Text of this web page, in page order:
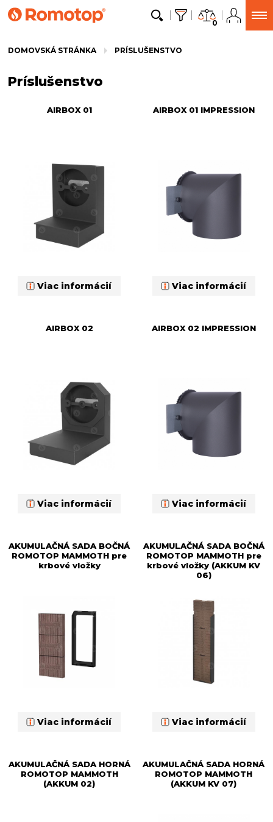
0
DOMOVSKÁ STRÁNKA PRÍSLUŠENSTVO
Príslušenstvo
AIRBOX 01
Viac informácií
AIRBOX 01 IMPRESSION
Viac informácií
AIRBOX 02
Viac informácií
AIRBOX 02 IMPRESSION
Viac informácií
AKUMULAČNÁ SADA BOČNÁ
ROMOTOP MAMMOTH pre
krbové vložky
Viac informácií
AKUMULAČNÁ SADA BOČNÁ
ROMOTOP MAMMOTH pre
krbové vložky (AKKUM KV
06)
Viac informácií
AKUMULAČNÁ SADA HORNÁ
ROMOTOP MAMMOTH
(AKKUM 02)
AKUMULAČNÁ SADA HORNÁ
ROMOTOP MAMMOTH
(AKKUM KV 07)